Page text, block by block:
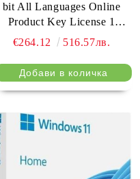
bit All Languages Online
Product Key License 1
License Downloadable ESD
€264.12 516.57лв.